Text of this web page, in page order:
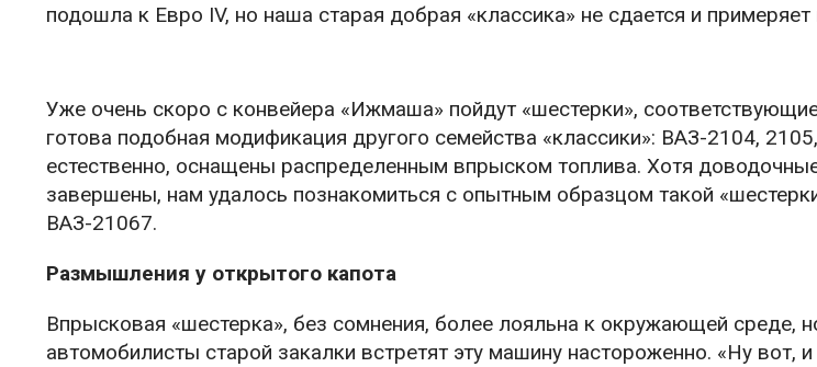
подошла к Евро IV, но наша старая добрая «классика» не сдается и
Уже очень скоро с конвейера «Ижмаша» пойдут «шестерки»,
готова подобная модификация другого семейства «классики»: ВАЗ-2104,
естественно, оснащены распределенным впрыском топлива. Хотя
завершены, нам удалось познакомиться с опытным образцом такой
ВАЗ-21067.
Размышления у открытого капота
Впрысковая «шестерка», без сомнения, более лояльна к окружающей среде,
автомобилисты старой закалки встретят эту машину настороженно. «Ну вот,